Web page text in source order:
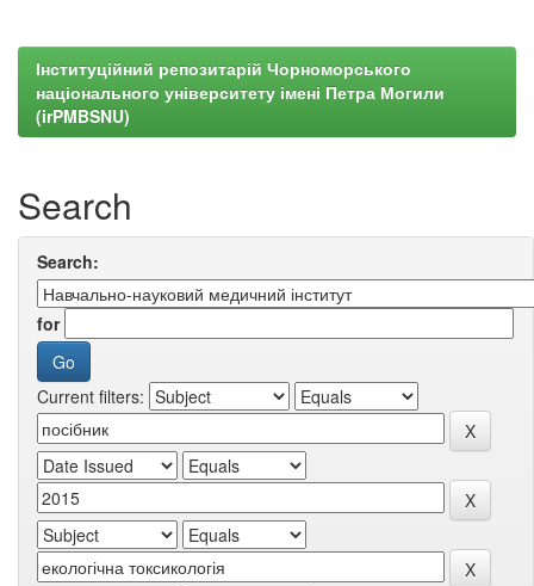
Інституційний репозитарій Чорноморського
національного університету імені Петра Могили
(irPMBSNU)
Search
Search:
for
Current filters: